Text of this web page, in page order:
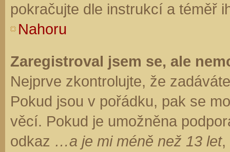
pokračujte dle instrukcí a téměř
Nahoru
Zaregistroval jsem se, ale
Nejprve zkontrolujte, že
Pokud jsou v pořádku, pak se
věcí. Pokud je umožněna
odkaz …a je mi méně než 13 let,